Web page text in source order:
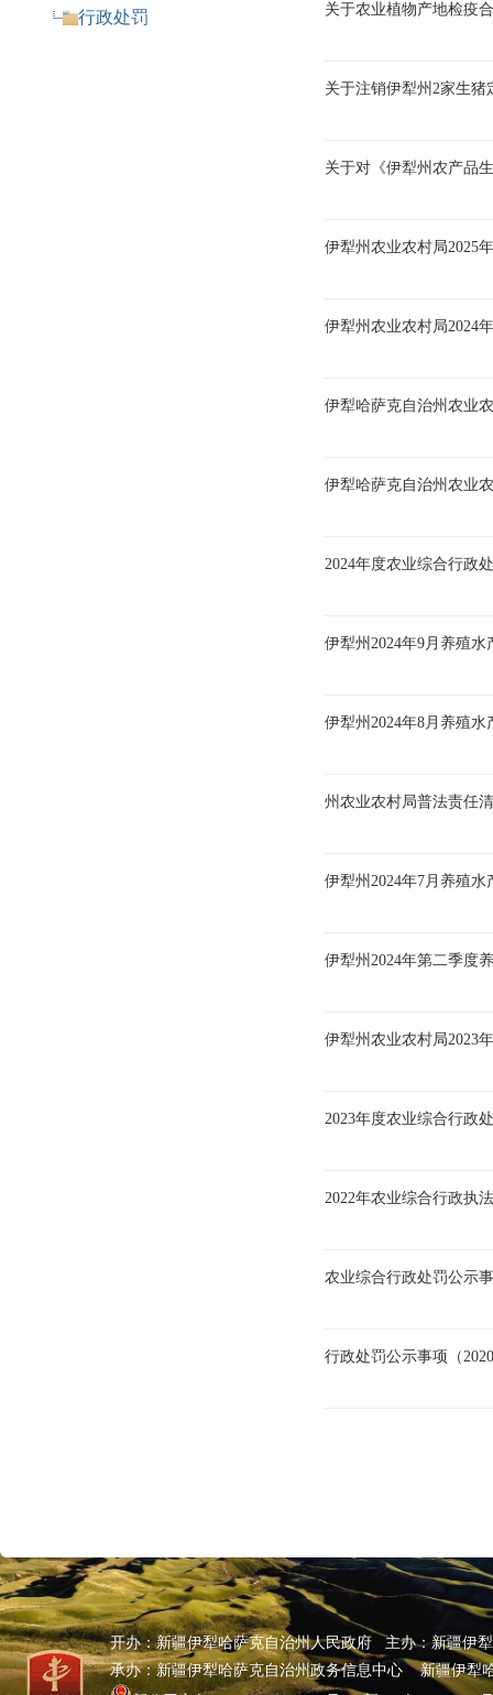
行政处罚
关于农业植物产地检疫
关于注销伊犁州2家生
关于对《伊犁州农产品
伊犁州农业农村局2025
伊犁州农业农村局2024
伊犁哈萨克自治州农业
伊犁哈萨克自治州农业
2024年度农业综合行政
伊犁州2024年9月养殖
伊犁州2024年8月养殖
州农业农村局普法责任
伊犁州2024年7月养殖
伊犁州2024年第二季度
伊犁州农业农村局2023
2023年度农业综合行政
2022年农业综合行政执
农业综合行政处罚公示
行政处罚公示事项（
开办：新疆伊犁哈萨克自治州人民政府 主办：新疆伊
承办：新疆伊犁哈萨克自治州政务信息中心 新疆伊犁